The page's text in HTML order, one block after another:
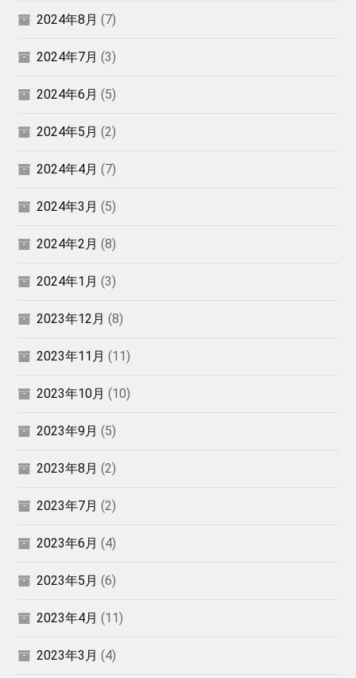
2024年8月 (7)
2024年7月 (3)
2024年6月 (5)
2024年5月 (2)
2024年4月 (7)
2024年3月 (5)
2024年2月 (8)
2024年1月 (3)
2023年12月 (8)
2023年11月 (11)
2023年10月 (10)
2023年9月 (5)
2023年8月 (2)
2023年7月 (2)
2023年6月 (4)
2023年5月 (6)
2023年4月 (11)
2023年3月 (4)